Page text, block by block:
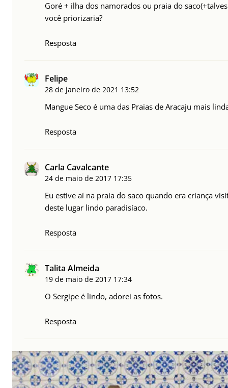
Goré + ilha dos namorados ou praia do
você priorizaria?
Resposta
Felipe
28 de janeiro de 2021 13:52
Mangue Seco é uma das Praias de Aracaju mais
Resposta
Carla Cavalcante
24 de maio de 2017 17:35
Eu estive aí na praia do saco quando era criança
deste lugar lindo paradisíaco.
Resposta
Talita Almeida
19 de maio de 2017 17:34
O Sergipe é lindo, adorei as fotos.
Resposta